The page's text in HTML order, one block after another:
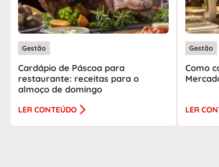
Gestão
Cardápio de Páscoa para
restaurante: receitas para o
almoço de domingo
LER CONTEÚDO
Gestão
Como
LER